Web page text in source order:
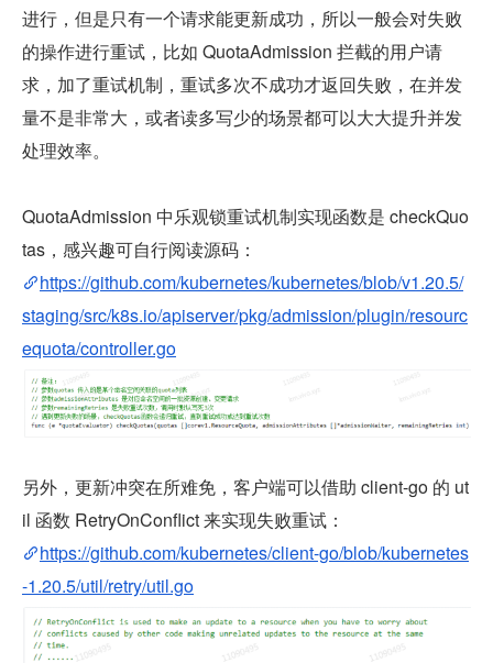
进行，但是只有一个请求能更新成功，所以一般会对失败
的操作进行重试，比如 QuotaAdmission 拦截的用户请
求，加了重试机制，重试多次不成功才返回失败，在并发
量不是非常大，或者读多写少的场景都可以大大提升并发
处理效率。
QuotaAdmission 中乐观锁重试机制实现函数是 checkQuo
tas，感兴趣可自行阅读源码：
https://github.com/kubernetes/kubernetes/blob/v1.20.5/
staging/src/k8s.io/apiserver/pkg/admission/plugin/resourc
equota/controller.go
另外，更新冲突在所难免，客户端可以借助 client-go 的 ut
il 函数 RetryOnConflict 来实现失败重试：
https://github.com/kubernetes/client-go/blob/kubernetes
-1.20.5/util/retry/util.go